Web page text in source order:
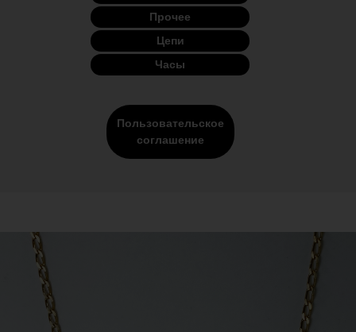
Цепи
Часы
Прочее
Пользовательское
соглашение